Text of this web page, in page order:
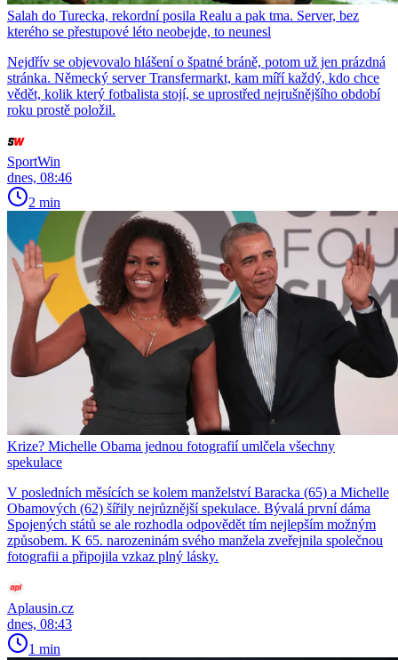
Salah do Turecka, rekordní posila Realu a pak tma. Server, bez
kterého se přestupové léto neobejde, to neunesl
Nejdřív se objevovalo hlášení o špatné bráně, potom už jen prázdná
stránka. Německý server Transfermarkt, kam míří každý, kdo chce
vědět, kolik který fotbalista stojí, se uprostřed nejrušnějšího období
roku prostě položil.
SportWin
dnes, 08:46
2 min
Krize? Michelle Obama jednou fotografií umlčela všechny
spekulace
V posledních měsících se kolem manželství Baracka (65) a Michelle
Obamových (62) šířily nejrůznější spekulace. Bývalá první dáma
Spojených států se ale rozhodla odpovědět tím nejlepším možným
způsobem. K 65. narozeninám svého manžela zveřejnila společnou
fotografii a připojila vzkaz plný lásky.
Aplausin.cz
dnes, 08:43
1 min